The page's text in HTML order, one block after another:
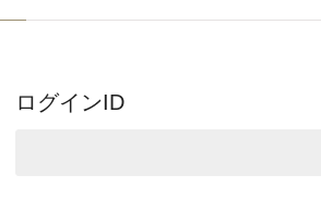
ログインID